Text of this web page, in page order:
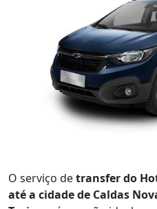
O serviço detransfer do
até a cidade de Caldas